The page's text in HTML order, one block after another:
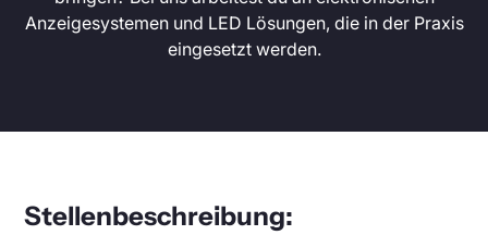
Passenger Information
Traffic Management System
LED Large Display
LED Bar Graph Displays
Weather data displays
LED lighting for drinking water tanks
Career
Anzeigesystemen und LED Lösungen, die in der Praxis
eingesetzt werden.
Stellenbeschreibung: